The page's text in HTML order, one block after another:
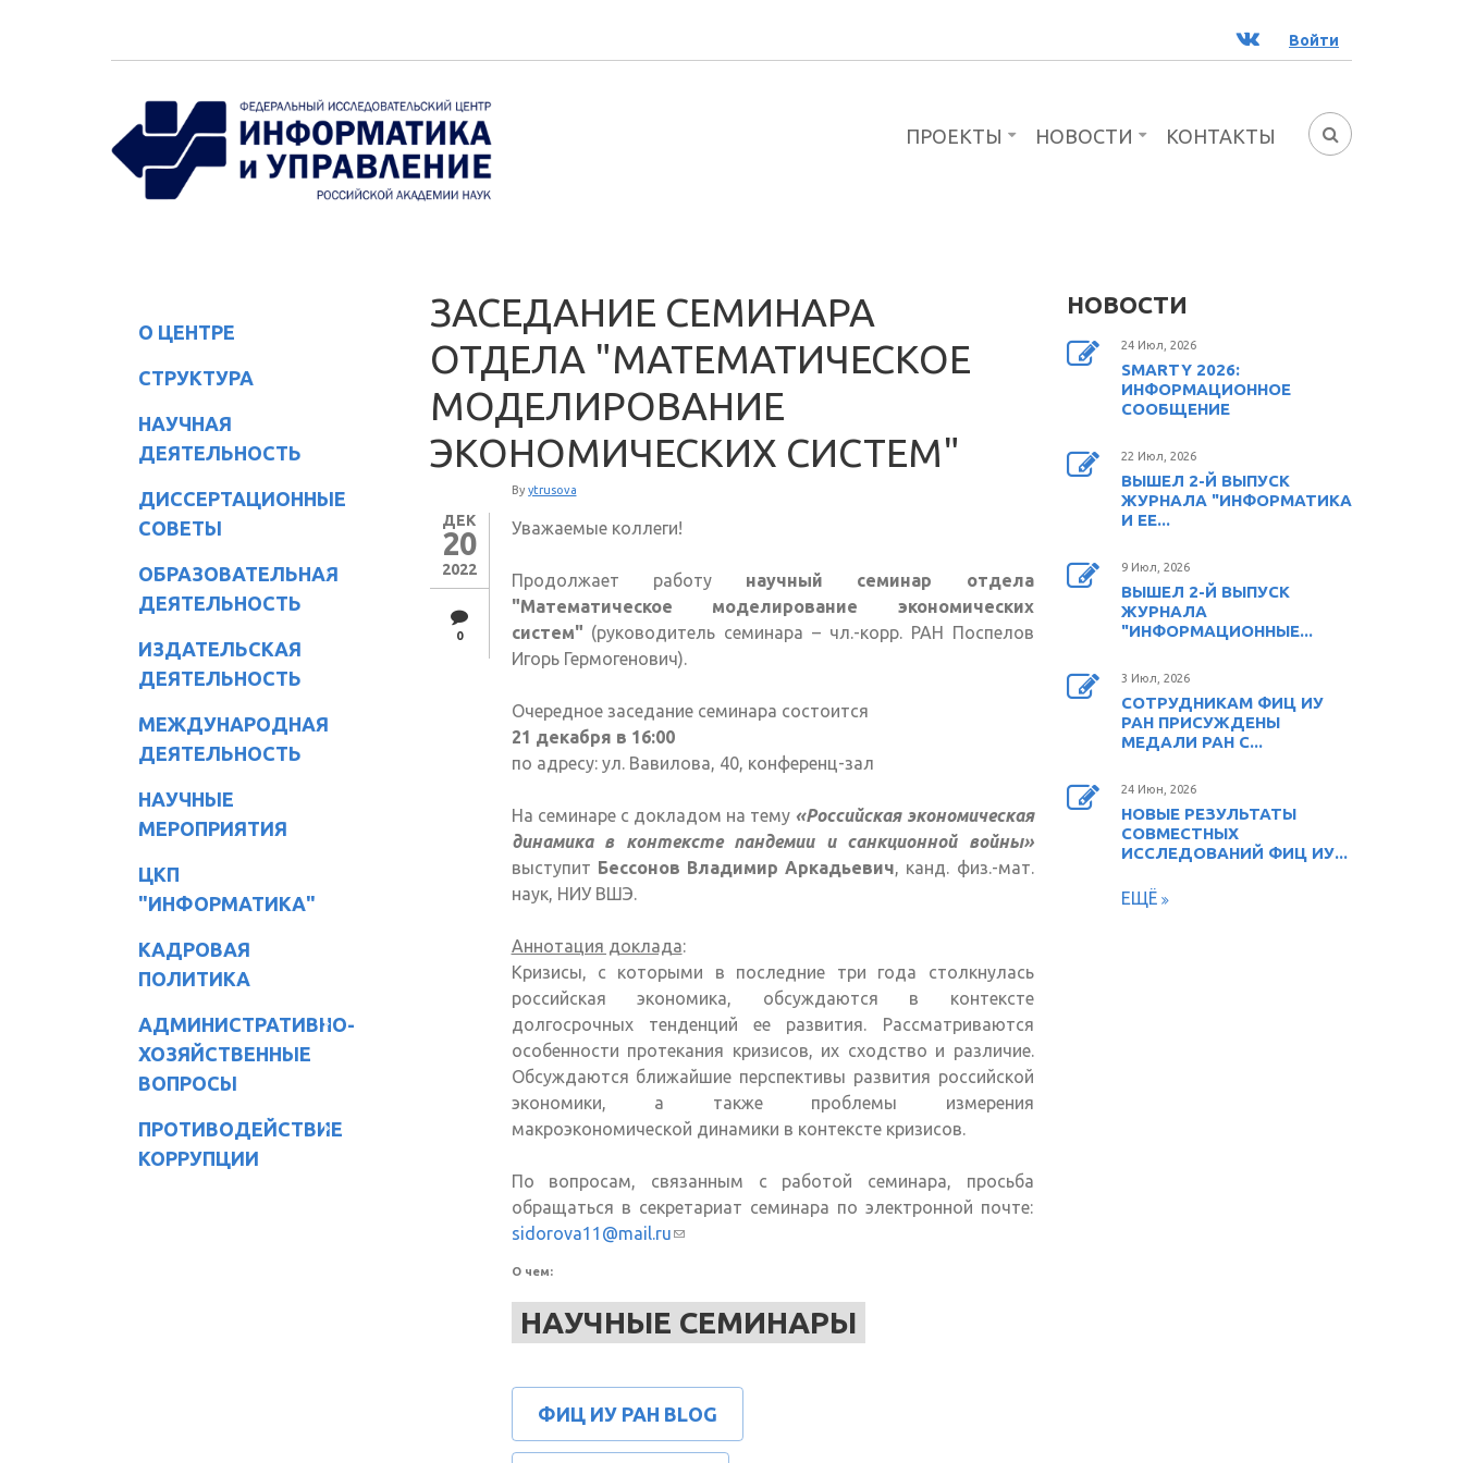
ВК Войти
ФОРМА
ПРОЕКТЫ НОВОСТИ КОНТАКТЫ
О ЦЕНТРЕ
СТРУКТУРА
НАУЧНАЯ
ДЕЯТЕЛЬНОСТЬ
ДИССЕРТАЦИОННЫЕ
СОВЕТЫ
ОБРАЗОВАТЕЛЬНАЯ
ДЕЯТЕЛЬНОСТЬ
ИЗДАТЕЛЬСКАЯ
ДЕЯТЕЛЬНОСТЬ
МЕЖДУНАРОДНАЯ
ДЕЯТЕЛЬНОСТЬ
НАУЧНЫЕ
МЕРОПРИЯТИЯ
ЦКП
"ИНФОРМАТИКА"
КАДРОВАЯ
ПОЛИТИКА
АДМИНИСТРАТИВНО-
ХОЗЯЙСТВЕННЫЕ
ВОПРОСЫ
ПРОТИВОДЕЙСТВИЕ
КОРРУПЦИИ
ЗАСЕДАНИЕ СЕМИНАРА
ОТДЕЛА "МАТЕМАТИЧЕСКОЕ
МОДЕЛИРОВАНИЕ
ЭКОНОМИЧЕСКИХ СИСТЕМ"
ДЕК
20
2022
0
By ytrusova
Уважаемые коллеги!
Продолжает работу научный семинар отдела
"Математическое моделирование экономических
систем" (руководитель семинара – чл.-корр. РАН Поспелов
Игорь Гермогенович).
Очередное заседание семинара состоится
21 декабря в 16:00
по адресу: ул. Вавилова, 40, конференц-зал
На семинаре с докладом на тему «Российская экономическая
динамика в контексте пандемии и санкционной войны»
выступит Бессонов Владимир Аркадьевич, канд. физ.-мат.
наук, НИУ ВШЭ.
Аннотация доклада:
Кризисы, с которыми в последние три года столкнулась
российская экономика, обсуждаются в контексте
долгосрочных тенденций ее развития. Рассматриваются
особенности протекания кризисов, их сходство и различие.
Обсуждаются ближайшие перспективы развития российской
экономики, а также проблемы измерения
макроэкономической динамики в контексте кризисов.
По вопросам, связанным с работой семинара, просьба
обращаться в секретариат семинара по электронной почте:
sidorova11@mail.ru(ссылка для отправки email)
О чем:
НАУЧНЫЕ СЕМИНАРЫ
ФИЦ ИУ РАН BLOG
НОВОСТИ
24 Июл, 2026
SMARTY 2026:
ИНФОРМАЦИОННОЕ
СООБЩЕНИЕ
22 Июл, 2026
ВЫШЕЛ 2-Й ВЫПУСК
ЖУРНАЛА "ИНФОРМАТИКА
И ЕЕ...
9 Июл, 2026
ВЫШЕЛ 2-Й ВЫПУСК
ЖУРНАЛА
"ИНФОРМАЦИОННЫЕ...
3 Июл, 2026
СОТРУДНИКАМ ФИЦ ИУ
РАН ПРИСУЖДЕНЫ
МЕДАЛИ РАН С...
24 Июн, 2026
НОВЫЕ РЕЗУЛЬТАТЫ
СОВМЕСТНЫХ
ИССЛЕДОВАНИЙ ФИЦ ИУ...
ЕЩЁ